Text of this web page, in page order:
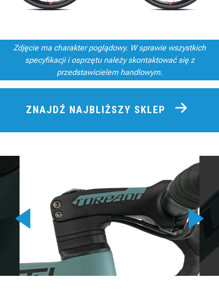
Zdjęcie ma charakter poglądowy. W sprawie wszystkich
specyfikacji i osprzętu należy skontaktować się z
przedstawicielem handlowym.
ZNAJDŹ NAJBLIŻSZY SKLEP